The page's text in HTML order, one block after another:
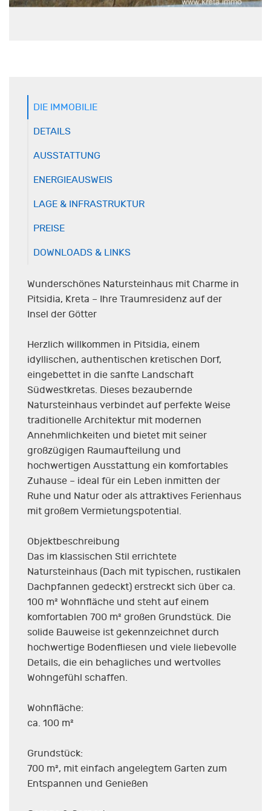
DIE IMMOBILIE
DETAILS
AUSSTATTUNG
ENERGIEAUSWEIS
LAGE & INFRASTRUKTUR
PREISE
DOWNLOADS & LINKS
Wunderschönes Natursteinhaus mit Charme in
Pitsidia, Kreta – Ihre Traumresidenz auf der
Insel der Götter
Herzlich willkommen in Pitsidia, einem
idyllischen, authentischen kretischen Dorf,
eingebettet in die sanfte Landschaft
Südwestkretas. Dieses bezaubernde
Natursteinhaus verbindet auf perfekte Weise
traditionelle Architektur mit modernen
Annehmlichkeiten und bietet mit seiner
großzügigen Raumaufteilung und
hochwertigen Ausstattung ein komfortables
Zuhause – ideal für ein Leben inmitten der
Ruhe und Natur oder als attraktives Ferienhaus
mit großem Vermietungspotential.
Objektbeschreibung
Das im klassischen Stil errichtete
Natursteinhaus (Dach mit typischen, rustikalen
Dachpfannen gedeckt) erstreckt sich über ca.
100 m² Wohnfläche und steht auf einem
komfortablen 700 m² großen Grundstück. Die
solide Bauweise ist gekennzeichnet durch
hochwertige Bodenfliesen und viele liebevolle
Details, die ein behagliches und wertvolles
Wohngefühl schaffen.
Wohnfläche:
ca. 100 m²
Grundstück:
700 m², mit einfach angelegtem Garten zum
Entspannen und Genießen